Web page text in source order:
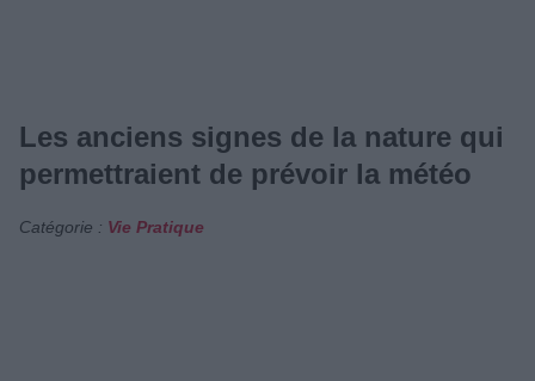
Les anciens signes de la nature qui
permettraient de prévoir la météo
Catégorie : Vie Pratique